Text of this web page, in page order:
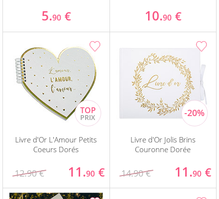
5.90 € 10.90 €
Livre d'Or L'Amour Petits
Coeurs Dorés
12.90 € 11.90 €
Livre d'Or Jolis Brins
Couronne Dorée
14.90 € 11.90 €